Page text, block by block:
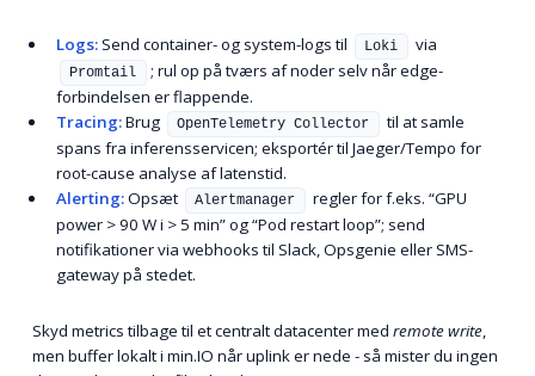
Logs:Send container- og system-logs til Loki via
Promtail
; rul op på tværs af noder selv når edge-
forbindelsen er flappende.
Tracing:Brug OpenTelemetry Collector
til at samle
spans fra inferens­servicen; eksportér til Jaeger/Tempo for
root-cause analyse af latenstid.
Alerting:Opsæt Alertmanager
regler for f.eks. “GPU
power > 90 W i > 5 min” og “Pod restart loop”; send
notifikationer via webhooks til Slack, Opsgenie eller SMS-
gateway på stedet.
Skyd metrics tilbage til et centralt datacenter med remote write,
men buffer lokalt i min.IO når uplink er nede - så mister du ingen